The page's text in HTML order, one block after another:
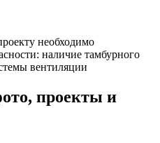
необходимо
наличие тамбурного
вентиляции
проекты и